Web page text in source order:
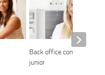
Back office commerciale
junior